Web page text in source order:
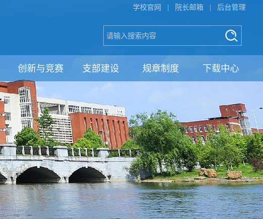
学校官网 院长邮箱 后台管理
创新与竞赛 支部建设 规章制度 下载中心